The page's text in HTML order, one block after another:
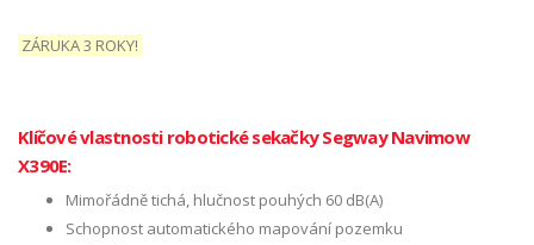
ZÁRUKA 3 ROKY!
Klíčové vlastnosti robotické sekačky Segway Navimow
X390E:
Mimořádně tichá, hlučnost pouhých 60 dB(A)
Schopnost automatického mapování pozemku